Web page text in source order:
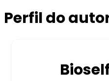
Perfil do